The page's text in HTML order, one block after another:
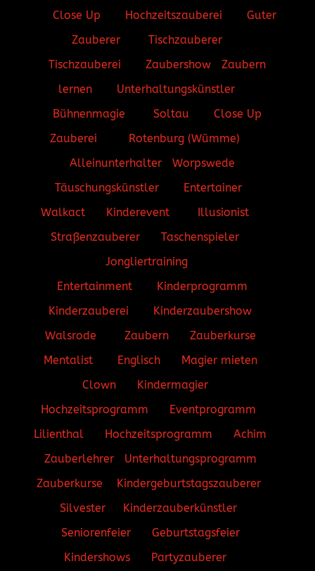
Close Up
Hochzeitszauberei
Guter
Zauberer
Tischzauberer
Tischzauberei
Zaubershow
Zaubern
lernen
Unterhaltungskünstler
Bühnenmagie
Soltau
Close Up
Zauberei
Rotenburg (Wümme)
Alleinunterhalter
Worpswede
Täuschungskünstler
Entertainer
Walkact
Kinderevent
Illusionist
Straßenzauberer
Taschenspieler
Jongliertraining
Entertainment
Kinderprogramm
Kinderzauberei
Kinderzaubershow
Walsrode
Zaubern
Zauberkurse
Mentalist
Englisch
Magier mieten
Clown
Kindermagier
Hochzeitsprogramm
Eventprogramm
Lilienthal
Hochzeitsprogramm
Achim
Zauberlehrer
Unterhaltungsprogramm
Zauberkurse
Kindergeburtstagszauberer
Silvester
Kinderzauberkünstler
Seniorenfeier
Geburtstagsfeier
Kindershows
Partyzauberer